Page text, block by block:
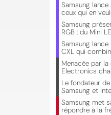
Samsung lance
ceux qui en
Samsung
RGB : du Mini
Samsung
CXL qui
Menacée par
Electronics
Le fondateur
Samsung et
Samsung met
répondre à la